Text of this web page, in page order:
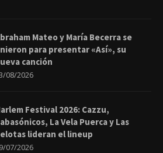
Mateo y María Becerra se
para presentar «Así», su
canción
08/2026
Festival 2026: Cazzu,
La Vela Puerca y Las
lideran el lineup
07/2026